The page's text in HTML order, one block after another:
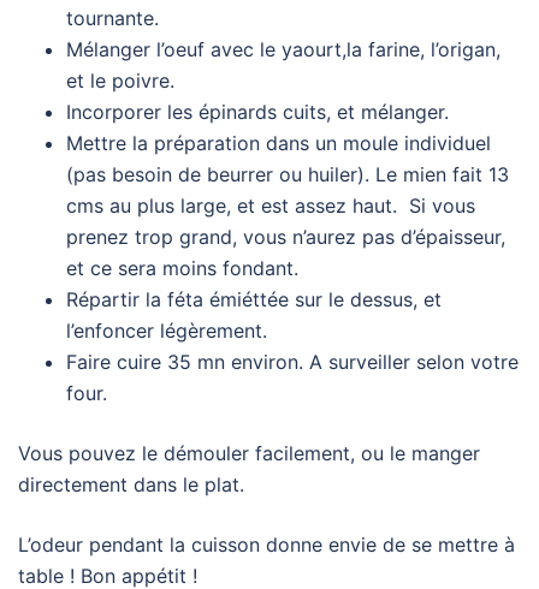
tournante.
Mélanger l’oeuf avec le yaourt,la farine, l’origan,
et le poivre.
Incorporer les épinards cuits, et mélanger.
Mettre la préparation dans un moule individuel
(pas besoin de beurrer ou huiler). Le mien fait 13
cms au plus large, et est assez haut. Si vous
prenez trop grand, vous n’aurez pas d’épaisseur,
et ce sera moins fondant.
Répartir la féta émiéttée sur le dessus, et
l’enfoncer légèrement.
Faire cuire 35 mn environ. A surveiller selon votre
four.
Vous pouvez le démouler facilement, ou le manger
directement dans le plat.
L’odeur pendant la cuisson donne envie de se mettre à
table ! Bon appétit !